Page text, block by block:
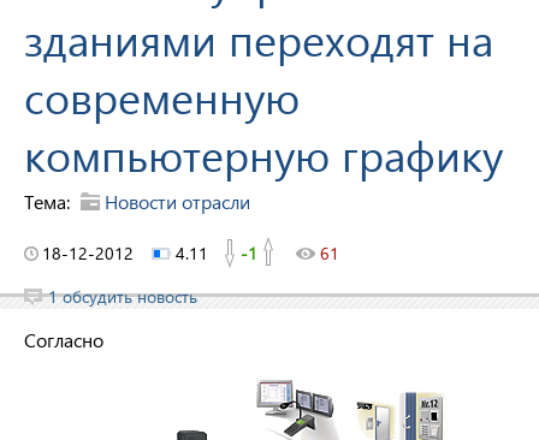
зданиями переходят на
современную
компьютерную графику
Тема: Новости отрасли
18-12-2012 4.11 -1
61
1 обсудить новость
Согласно